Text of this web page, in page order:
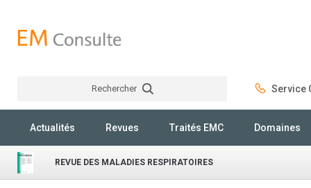
Rechercher Service
Actualités Revues Traités EMC Domaines
REVUE DES MALADIES RESPIRATOIRES